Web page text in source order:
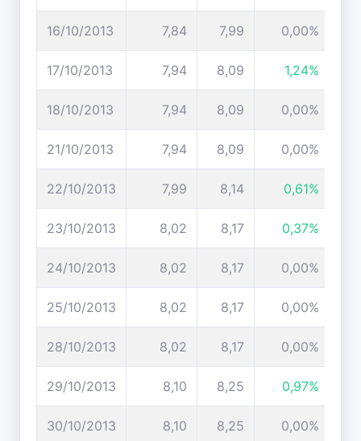
16/10/2013 7,84 7,99 0,00%
17/10/2013 7,94 8,09 1,24%
18/10/2013 7,94 8,09 0,00%
21/10/2013 7,94 8,09 0,00%
22/10/2013 7,99 8,14 0,61%
23/10/2013 8,02 8,17 0,37%
24/10/2013 8,02 8,17 0,00%
25/10/2013 8,02 8,17 0,00%
28/10/2013 8,02 8,17 0,00%
29/10/2013 8,10 8,25 0,97%
30/10/2013 8,10 8,25 0,00%